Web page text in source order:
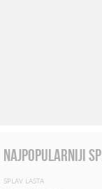
najpopularniji
SPLAV LASTA